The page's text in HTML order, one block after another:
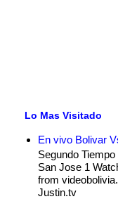
Lo Mas Visitado
En vivo Bolivar
Segundo
San Jose 1
from
Justin.tv